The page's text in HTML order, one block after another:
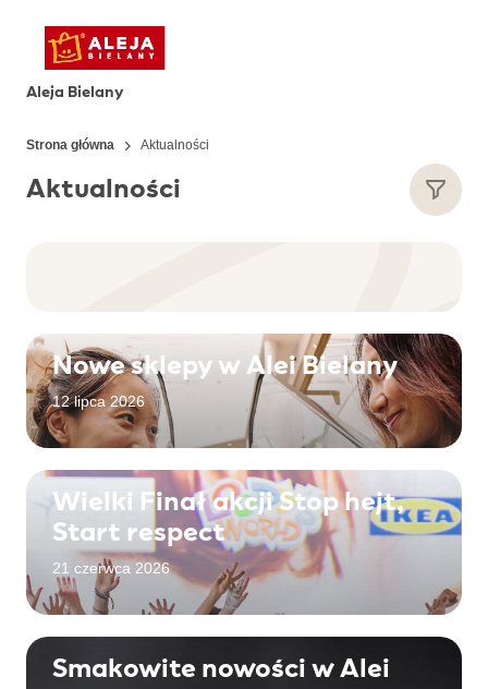
Aleja Bielany
Strona główna Aktualności
Aktualności
Nowe sklepy w Alei Bielany
12 lipca 2026
Wielki Finał akcji Stop hejt,
Start respect
21 czerwca 2026
Smakowite nowości w Alei